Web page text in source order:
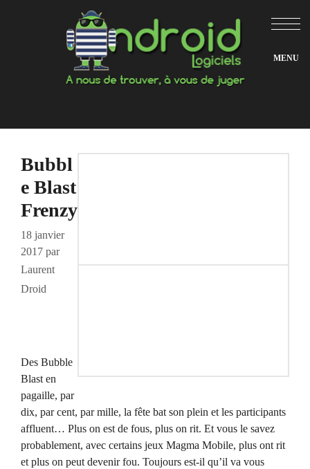
Bubbl
e Blast
Frenzy
18 janvier
2017 par
Laurent
Droid
Des Bubble
Blast en
pagaille, par
dix, par cent, par mille, la fête bat son plein et les participants
affluent… Plus on est de fous, plus on rit. Et vous le savez
probablement, avec certains jeux Magma Mobile, plus ont rit
et plus on peut devenir fou. Toujours est-il qu’il va vous